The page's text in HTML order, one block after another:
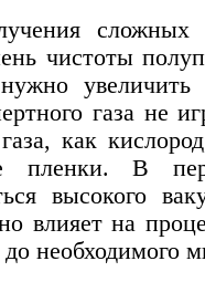
сложных
чистоты
газа не
как
пленки. В
высокого
влияет на
до необходимого